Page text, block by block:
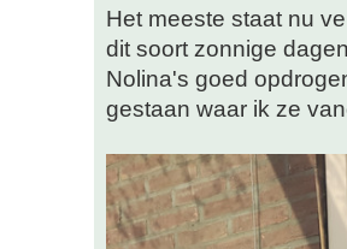
Het meeste staat nu
dit soort zonnige
Nolina's goed
gestaan waar ik ze